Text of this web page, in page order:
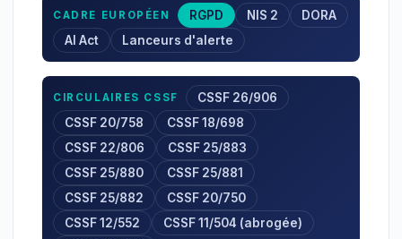
CADRE EUROPÉEN RGPD NIS 2
DORA
AI Act
Lanceurs d'alerte
CIRCULAIRES CSSF
CSSF 26/906
CSSF 20/758
CSSF 18/698
CSSF 22/806
CSSF 25/883
CSSF 25/880
CSSF 25/881
CSSF 25/882
CSSF 20/750
CSSF 12/552
CSSF 11/504 (abrogée)